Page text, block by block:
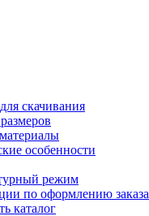
скачивания
особенности
режим
по оформлению заказа
каталог